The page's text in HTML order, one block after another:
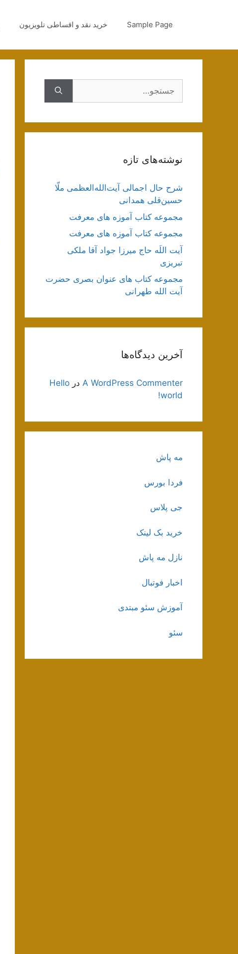
Sample Page خرید نقد و اقساطی تلویزیون
نوشته‌های تازه
شرح حال اجمالی آیت‌الله‌العظمی ملّا
حسین‌قلی همدانی
مجموعه کتاب آموزه های معرفت
مجموعه کتاب آموزه های معرفت
آیت اللَه حاج میرزا جواد آقا ملکی
تبریزی
مجموعه کتاب های عنوان بصری حضرت
آیت الله طهرانی
آخرین دیدگاه‌ها
A WordPress Commenter در Hello
world!
مه پاش
فردا بورس
جی پلاس
خرید بک لینک
نازل مه پاش
اخبار فوتبال
آموزش سئو مبتدی
سئو